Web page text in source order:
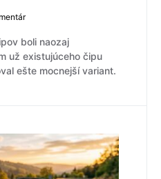
boli naozaj
už existujúceho čipu
ešte mocnejší variant.